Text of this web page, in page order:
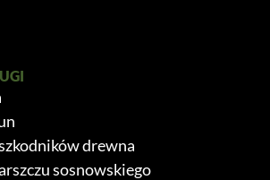
drewna
sosnowskiego